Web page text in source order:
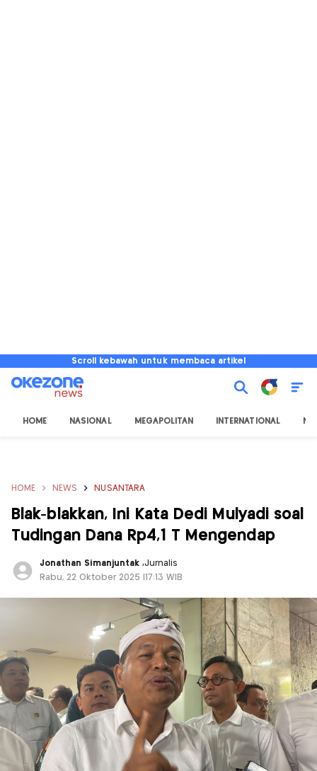
Scroll kebawah untuk membaca artikel
HOME NASIONAL MEGAPOLITAN INTERNATIONAL
HOME NEWS NUSANTARA
Blak-blakkan, Ini Kata Dedi Mulyadi soal
Tudingan Dana Rp4,1 T Mengendap
Jonathan Simanjuntak,Jurnalis
Rabu, 22 Oktober 2025 |17:13 WIB